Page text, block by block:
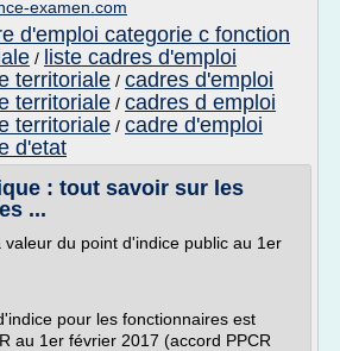
examen.com
d'emploi categorie c fonction
/ liste cadres d'emploi
territoriale / cadres d'emploi
territoriale / cadres d emploi
territoriale / cadre d'emploi
d'etat
: tout savoir sur les
...
du point d'indice public au 1er
pour les fonctionnaires est
au 1er février 2017 (accord PPCR